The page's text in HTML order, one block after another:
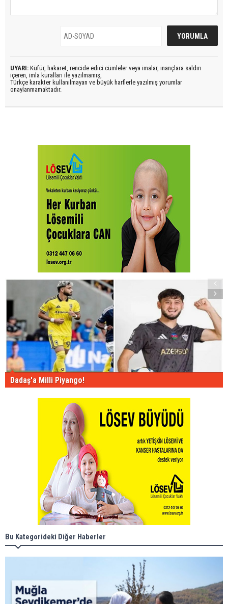
UYARI: Küfür, hakaret, rencide edici cümleler veya imalar, inançlara saldırı
içeren, imla kuralları ile yazılmamış,
Türkçe karakter kullanılmayan ve büyük harflerle yazılmış yorumlar
onaylanmamaktadır.
Dadaş'a Milli Piyango!
Bu Kategorideki Diğer Haberler